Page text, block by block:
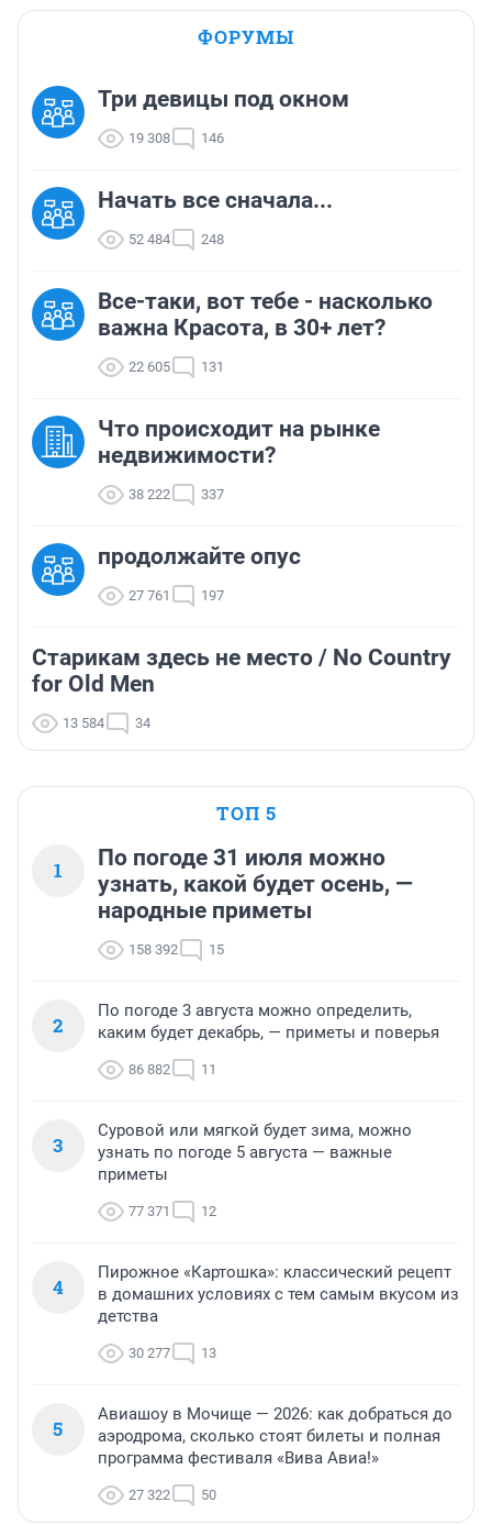
ФОРУМЫ
Три девицы под окном
19 308 146
Начать все сначала...
52 484 248
Все-таки, вот тебе - насколько
важна Красота, в 30+ лет?
22 605 131
Что происходит на рынке
недвижимости?
38 222 337
продолжайте опус
27 761 197
Старикам здесь не место / No Country
for Old Men
13 584 34
ТОП 5
1
По погоде 31 июля можно
узнать, какой будет осень, —
народные приметы
158 392 15
2
По погоде 3 августа можно определить,
каким будет декабрь, — приметы и поверья
86 882 11
3
Суровой или мягкой будет зима, можно
узнать по погоде 5 августа — важные
приметы
77 371 12
4
Пирожное «Картошка»: классический рецепт
в домашних условиях с тем самым вкусом из
детства
30 277 13
5
Авиашоу в Мочище — 2026: как добраться до
аэродрома, сколько стоят билеты и полная
программа фестиваля «Вива Авиа!»
27 322 50